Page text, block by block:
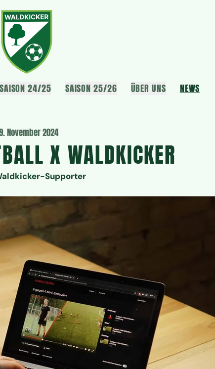
SAISON 24/25 SAISON 25/26 ÜBER UNS NEWS
November 2024
X WALDKICKER
Supporter